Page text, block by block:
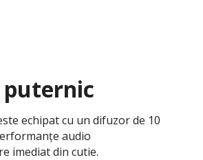
puternic
echipat cu un difuzor de 10
audio
imediat din cutie.